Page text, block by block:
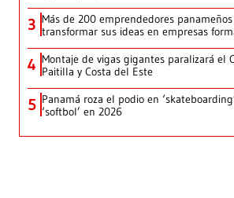
3 Más de 200 emprendedores
transformar sus ideas en empresas
4 Montaje de vigas gigantes paralizará el
Paitilla y Costa del Este
5 Panamá roza el podio en
‘softbol’ en 2026